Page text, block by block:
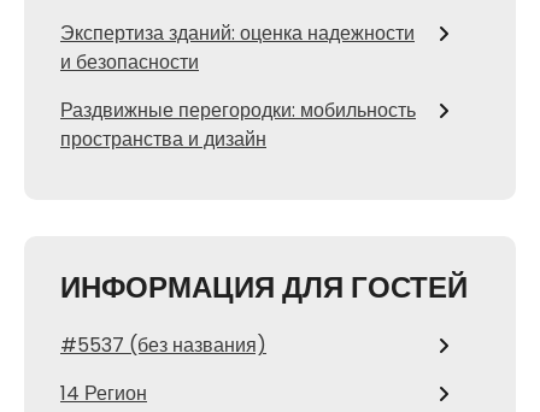
Экспертиза зданий: оценка надежности
и безопасности
Раздвижные перегородки: мобильность
пространства и дизайн
ИНФОРМАЦИЯ ДЛЯ ГОСТЕЙ
#5537 (без названия)
14 Регион